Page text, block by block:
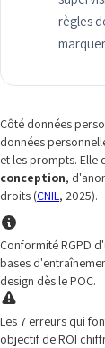
règles
Côté données
données
et les prompts. Elle
conception,
droits (CNIL, 2025).
Conformité RGPD
bases
design dès le POC.
Les 7 erreurs qui
objectif de ROI